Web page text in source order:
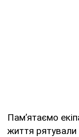
Пам’ятаємо
життя